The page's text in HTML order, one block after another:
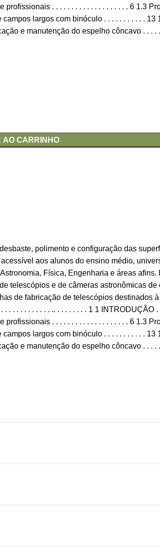
. . . . . . . . . . . . . . . . . . . . 6 1.3
largos com binóculo . . . . . . . . . . . 13
e manutenção do espelho côncavo . . . .
AO CARRINHO
polimento e configuração das
aos alunos do ensino médio,
Física, Engenharia e áreas
telescópios e de câmeras astronômicas
de fabricação de telescópios destinados
. . . . . . . . . .. . . . . . . . . 1 1 INTRODUÇÃO .
. . . . . . . . . . . . . . . . . . . . 6 1.3
largos com binóculo . . . . . . . . . . . 13
e manutenção do espelho côncavo . . . .